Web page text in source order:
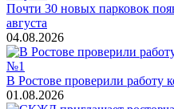
Почти 30 новых парковок
августа
04.08.2026
В Ростове проверили работу
01.08.2026